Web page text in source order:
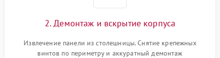
2. Демонтаж и вскрытие корпуса
Извлечение панели из столешницы. Снятие крепежных
винтов по периметру и аккуратный демонтаж